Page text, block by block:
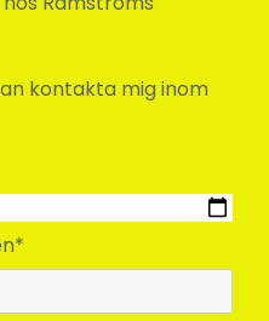
kontakta mig inom